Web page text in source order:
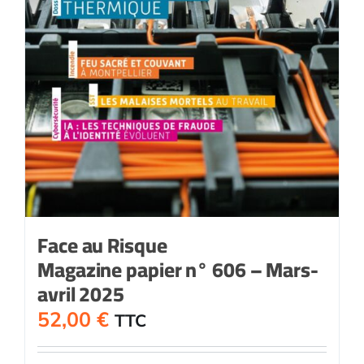
Face au Risque
Magazine papier n° 606 – Mars-
avril 2025
52,00 € TTC